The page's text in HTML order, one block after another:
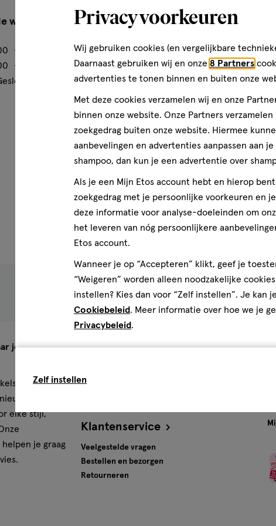
week
-
-
Trending
merken
Gratis
€35
jouw
of online,
elke stijl,
je graag
Over Etos
Pers
Klantenservice
Veelgestelde vragen
Bestellen en bezorgen
Retourneren
Privacy voorkeuren
Wij gebruiken cookies (en vergelijkbare
Daarnaast gebruiken wij en onze 8 Partners
advertenties te tonen binnen en buiten onze
Met deze cookies verzamelen wij en onze
binnen onze website. Onze Partners
zoekgedrag buiten onze website. Hiermee
aanbevelingen en advertenties aanpassen aan
shampoo, dan kun je een advertentie over
Als je een Mijn Etos account hebt en hierop
zoekgedrag met je persoonlijke voorkeuren en
deze informatie voor analyse-doeleinden om
het leveren van nóg persoonlijkere
Etos account.
Wanneer je op “Accepteren” klikt, geef je
“Weigeren” worden alleen noodzakelijke
instellen? Kies dan voor “Zelf instellen”. Je kan
Cookiebeleid. Meer informatie over hoe we je
Privacybeleid.
Zelf instellen